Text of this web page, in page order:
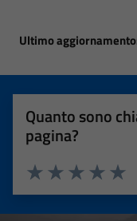
Ultimo
Quanto sono
pagina?
Valuta 4
Valuta 3
Valuta 2 stelle
Valuta 1 stelle su 5